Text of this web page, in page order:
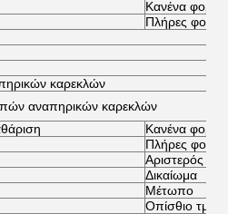
Κανένα φορτίο
Πλήρες φορτίο
καρεκλών
αναπηρικών καρεκλών
Κανένα φορτίο
Πλήρες φορτίο
Αριστερός
Δικαίωμα
Μέτωπο
Οπίσθιο